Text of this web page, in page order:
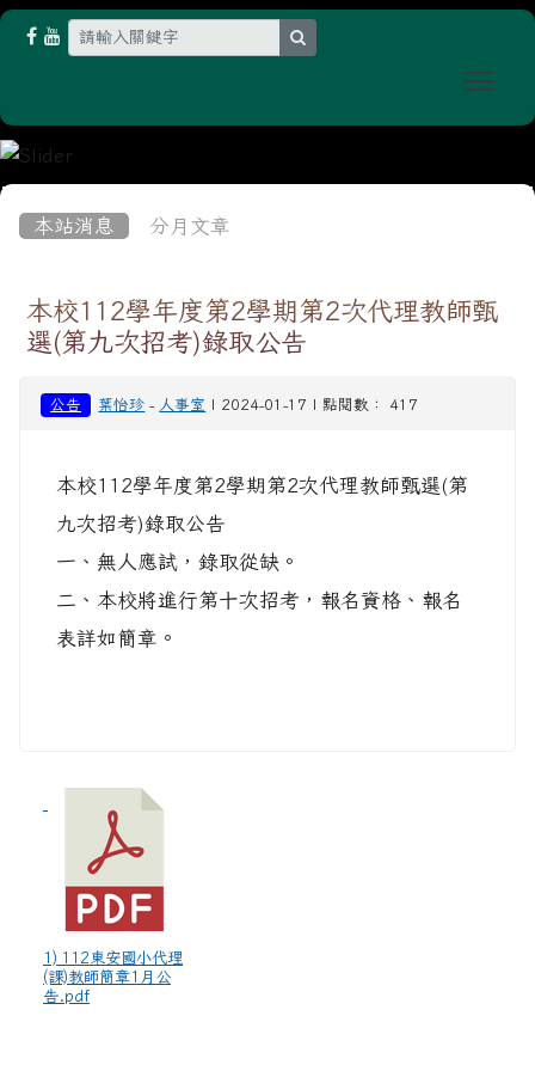
本站消息 分月文章
本校112學年度第2學期第2次代理教師甄
選(第九次招考)錄取公告
公告 葉怡珍 - 人事室 | 2024-01-17 | 點閱數： 417
本校112學年度第2學期第2次代理教師甄選(第
九次招考)錄取公告
一、無人應試，錄取從缺。
二、本校將進行第十次招考，報名資格、報名
表詳如簡章。
1) 112東安國小代理
(課)教師簡章1月公
告.pdf